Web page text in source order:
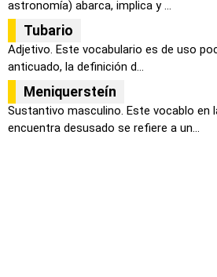
astronomía) abarca, implica y ...
Tubario
Adjetivo. Este vocabulario es de uso
anticuado, la definición d...
Meniquersteín
Sustantivo masculino. Este vocablo en
encuentra desusado se refiere a un...